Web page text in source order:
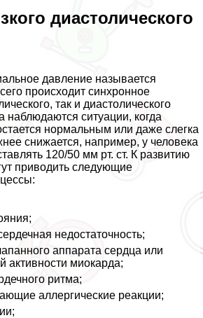
диастолического
давление называется
происходит синхронное
так и диастолического
наблюдаются ситуации, когда
нормальным или даже слегка
снижается, например, у человека
120/50 мм рт. ст. К развитию
приводить следующие
недостаточность;
аппарата сердца или
активности миокарда;
ритма;
аллергические реакции;